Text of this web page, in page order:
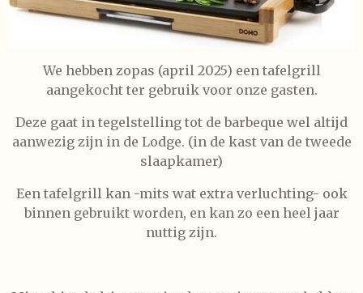
We hebben zopas (april 2025) een tafelgrill
aangekocht ter gebruik voor onze gasten.
Deze gaat in tegelstelling tot de barbeque wel altijd
aanwezig zijn in de Lodge. (in de kast van de tweede
slaapkamer)
Een tafelgrill kan -mits wat extra verluchting- ook
binnen gebruikt worden, en kan zo een heel jaar
nuttig zijn.